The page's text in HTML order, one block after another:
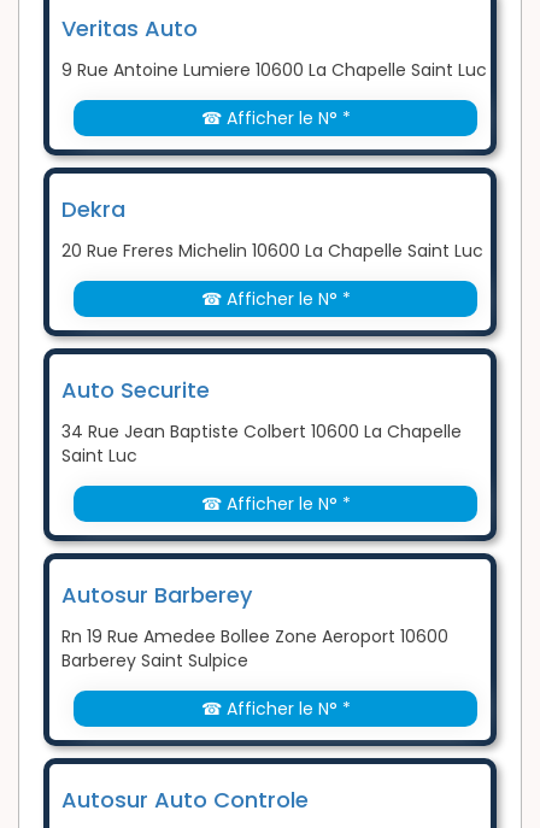
Veritas Auto
9 Rue Antoine Lumiere 10600 La Chapelle Saint Luc
☎ Afficher le N° *
Dekra
20 Rue Freres Michelin 10600 La Chapelle Saint Luc
☎ Afficher le N° *
Auto Securite
34 Rue Jean Baptiste Colbert 10600 La Chapelle
Saint Luc
☎ Afficher le N° *
Autosur Barberey
Rn 19 Rue Amedee Bollee Zone Aeroport 10600
Barberey Saint Sulpice
☎ Afficher le N° *
Autosur Auto Controle